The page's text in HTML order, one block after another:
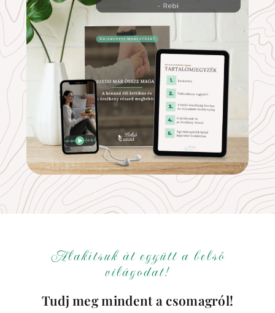
Alakítsuk át együtt a belső
világodat!
Tudj meg mindent a csomagról!